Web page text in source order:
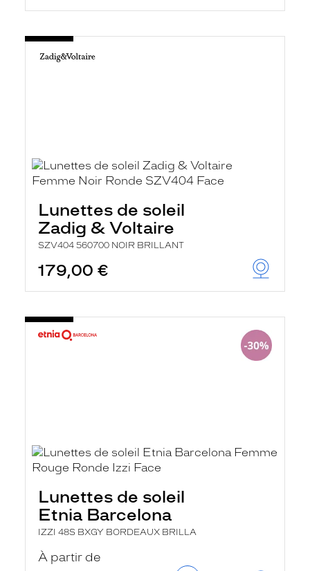
Lunettes de soleil
Zadig & Voltaire
SZV404 560700 NOIR BRILLANT
179,00 €
Lunettes de soleil
Etnia Barcelona
IZZI 48S BXGY BORDEAUX BRILLA
À partir de